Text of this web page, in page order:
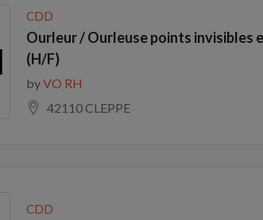
CDD
Ourleur / Ourleuse points invisibles
(H/F)
byVO RH
42110 CLEPPE
CDD